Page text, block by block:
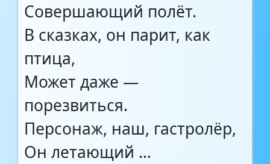
Совершающий полёт.
В сказках, он парит, как
птица,
Может даже —
порезвиться.
Персонаж, наш, гастролёр,
Он летающий …